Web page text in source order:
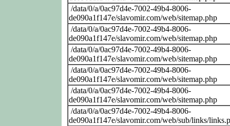
/data/0/a/0ac97d4e-7002-49b4-8006-
de090a1f147e/slavomir.com/web/sitemap.php
/data/0/a/0ac97d4e-7002-49b4-8006-
de090a1f147e/slavomir.com/web/sitemap.php
/data/0/a/0ac97d4e-7002-49b4-8006-
de090a1f147e/slavomir.com/web/sitemap.php
/data/0/a/0ac97d4e-7002-49b4-8006-
de090a1f147e/slavomir.com/web/sitemap.php
/data/0/a/0ac97d4e-7002-49b4-8006-
de090a1f147e/slavomir.com/web/sitemap.php
/data/0/a/0ac97d4e-7002-49b4-8006-
de090a1f147e/slavomir.com/web/sub/links/